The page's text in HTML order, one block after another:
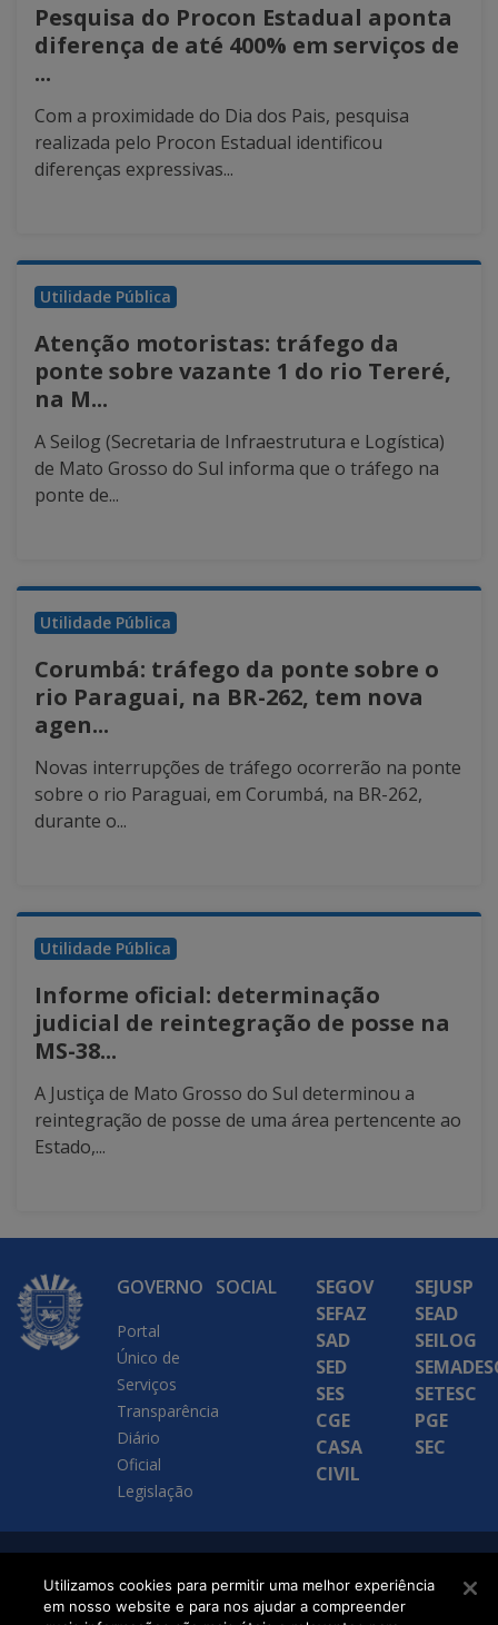
Pesquisa do Procon Estadual aponta
diferença de até 400% em serviços de
...
Com a proximidade do Dia dos Pais, pesquisa
realizada pelo Procon Estadual identificou
diferenças expressivas...
Utilidade Pública
Atenção motoristas: tráfego da
ponte sobre vazante 1 do rio Tereré,
na M...
A Seilog (Secretaria de Infraestrutura e Logística)
de Mato Grosso do Sul informa que o tráfego na
ponte de...
Utilidade Pública
Corumbá: tráfego da ponte sobre o
rio Paraguai, na BR-262, tem nova
agen...
Novas interrupções de tráfego ocorrerão na ponte
sobre o rio Paraguai, em Corumbá, na BR-262,
durante o...
Utilidade Pública
Informe oficial: determinação
judicial de reintegração de posse na
MS-38...
A Justiça de Mato Grosso do Sul determinou a
reintegração de posse de uma área pertencente ao
Estado,...
GOVERNO
Portal
Único de
Serviços
Transparência
Diário
Oficial
Legislação
SOCIAL
SEGOV
SEFAZ
SAD
SED
SES
CGE
CASA
CIVIL
SEJUSP
SEAD
SEILOG
SETESC
PGE
SEC
SETDIG | Secretaria-
Executiva de
Utilizamos cookies para permitir uma melhor experiência
em nosso website e para nos ajudar a compreender